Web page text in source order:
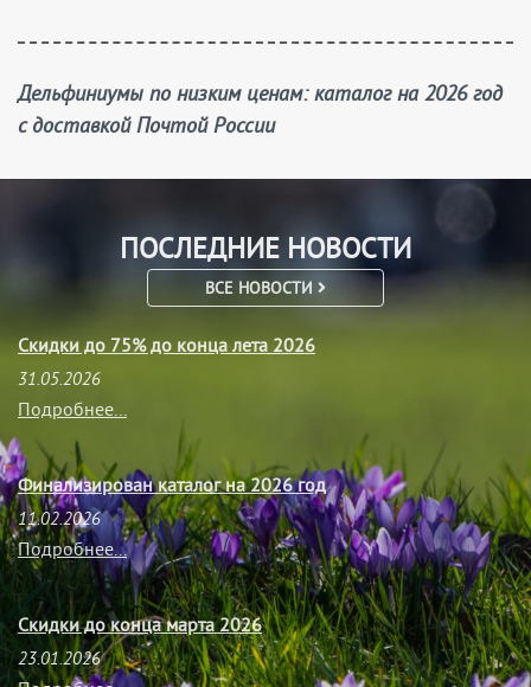
Дельфиниумы по низким ценам: каталог на 2026 год
с доставкой Почтой России
ПОСЛЕДНИЕ НОВОСТИ
ВСЕ НОВОСТИ
Скидки до 75% до конца лета 2026
31.05.2026
Подробнее...
Финализирован каталог на 2026 год
11.02.2026
Подробнее...
Скидки до конца марта 2026
23.01.2026